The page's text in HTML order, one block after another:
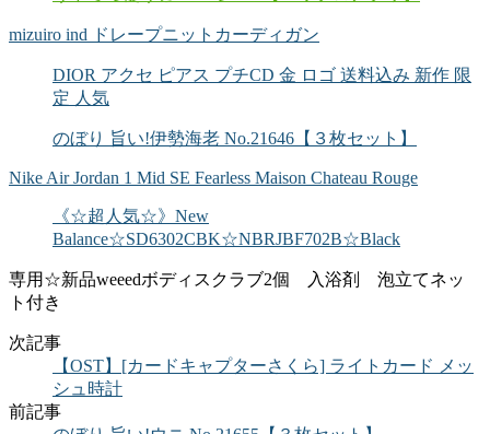
mizuiro ind ドレープニットカーディガン
DIOR アクセ ピアス プチCD 金 ロゴ 送料込み 新作 限
定 人気
のぼり 旨い!伊勢海老 No.21646【３枚セット】
Nike Air Jordan 1 Mid SE Fearless Maison Chateau Rouge
《☆超人気☆》New
Balance☆SD6302CBK☆NBRJBF702B☆Black
専用☆新品weeedボディスクラブ2個 入浴剤 泡立てネッ
ト付き
次記事
【OST】[カードキャプターさくら] ライトカード メッ
シュ時計
前記事